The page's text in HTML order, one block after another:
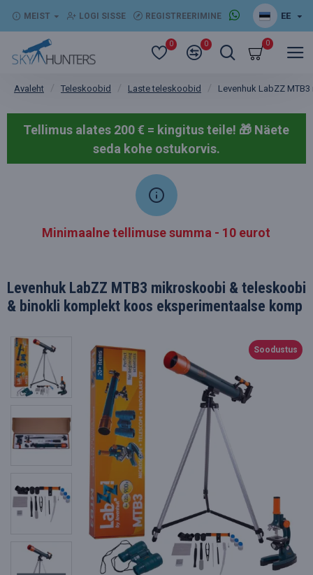
MEIST LOGI SISSE REGISTREERIMINE EE
0 0 0
Avaleht Teleskoobid Laste teleskoobid Levenhuk LabZZ
Tellimus alates 200 € = kingitus teile! 🎁 Näete
seda kohe ostukorvis.
Minimaalne tellimuse summa - 10 eurot
Levenhuk LabZZ MTB3 mikroskoobi & teleskoobi
& binokli komplekt koos eksperimentaalse komp
Soodustus